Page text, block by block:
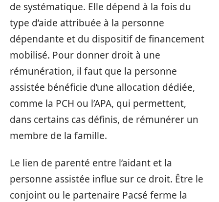
de systématique. Elle dépend à la fois du
type d’aide attribuée à la personne
dépendante et du dispositif de financement
mobilisé. Pour donner droit à une
rémunération, il faut que la personne
assistée bénéficie d’une allocation dédiée,
comme la PCH ou l’APA, qui permettent,
dans certains cas définis, de rémunérer un
membre de la famille.
Le lien de parenté entre l’aidant et la
personne assistée influe sur ce droit. Être le
conjoint ou le partenaire Pacsé ferme la